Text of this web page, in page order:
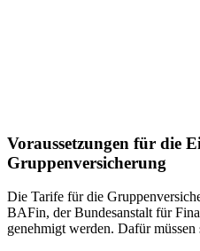
Voraussetzungen für die
Gruppenversicherung
Die Tarife für die
BAFin, der Bundesanstalt für
genehmigt werden. Dafür